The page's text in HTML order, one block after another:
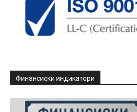
Финансиски индикатори